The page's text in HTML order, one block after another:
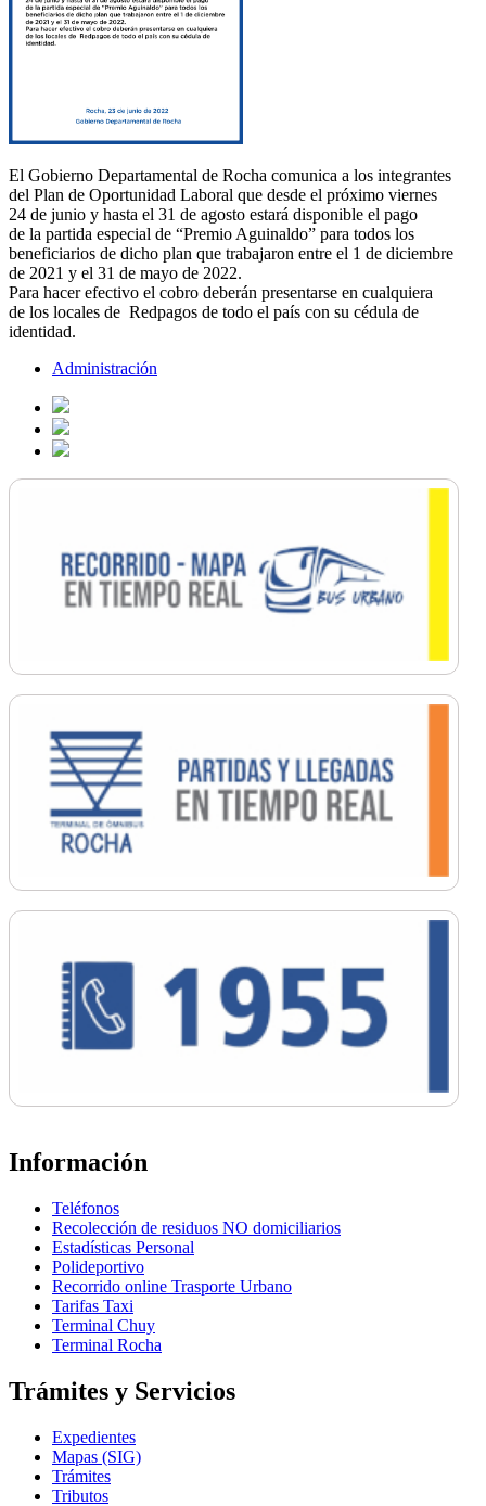
El Gobierno Departamental de Rocha comunica a los integrantes
del Plan de Oportunidad Laboral que desde el próximo viernes
24 de junio y hasta el 31 de agosto estará disponible el pago
de la partida especial de “Premio Aguinaldo” para todos los
beneficiarios de dicho plan que trabajaron entre el 1 de diciembre
de 2021 y el 31 de mayo de 2022.
Para hacer efectivo el cobro deberán presentarse en cualquiera
de los locales de Redpagos de todo el país con su cédula de
identidad.
Administración
Información
Teléfonos
Recolección de residuos NO domiciliarios
Estadísticas Personal
Polideportivo
Recorrido online Trasporte Urbano
Tarifas Taxi
Terminal Chuy
Terminal Rocha
Trámites y Servicios
Expedientes
Mapas (SIG)
Trámites
Tributos